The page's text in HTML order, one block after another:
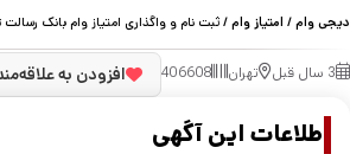
دیجی وام/ امتیاز وام/ ثبت نام و واگذاری امتیاز وام بانک رسالت تا سقف ۳۰۰
3 سال قبل تهران 406608 افزودن به
اطلاعات این آگهی